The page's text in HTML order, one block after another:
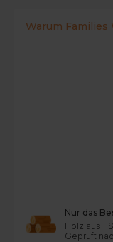
Warum
Nur das
Holz aus
Geprüft